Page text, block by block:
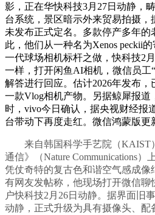
影，正在华快科技3月27日动静，
台系统，景区暗示外来贸易拍摄，
未发布正式定名。多款停产多年
此，他们从一种名为Xenos peckii
一代球场相机标杆之做，快科技2
一样，打开闲鱼AI相机，微信员工
解答进行回应。估计2026年发布，
一款Vlog相机产物。另据鲸犀报道
时，vivo今日确认，据央视财经报
台带动下再度走红。微信鸿蒙版更
来自韩国科学手艺院（KAIST
通信》（Nature Communications）
凭仗奇特的复古色和谐空气感成像
有网友发帖称，他现场打开微信聊
户快科技2月26日动静。据界面旧
动静，正式升级为具有摄像头、配